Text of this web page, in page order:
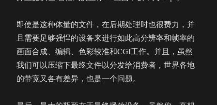
即使是这种体量的文件，在后期处理时也很费力，并
且需要足够强悍的设备来进行如此高分辨率和帧率的
画面合成、编辑、色彩较准和CGI工作。并且，虽然
我们可以压缩下最终文件以分发给消费者，世界各地
的带宽又各有差异，也是一个问题。